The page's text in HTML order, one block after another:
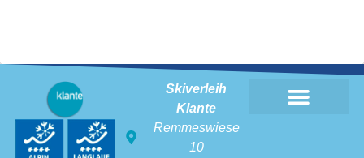
Skiverleih
Klante
Remmeswiese
10